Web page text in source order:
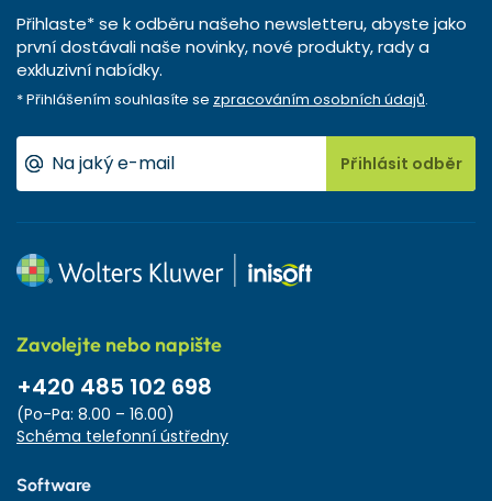
Přihlaste* se k odběru našeho newsletteru, abyste jako
první dostávali naše novinky, nové produkty, rady a
exkluzivní nabídky.
* Přihlášením souhlasíte se zpracováním osobních údajů.
Přihlásit odběr
Zavolejte nebo napište
+420 485 102 698
(Po-Pa: 8.00 – 16.00)
Schéma telefonní ústředny
Software